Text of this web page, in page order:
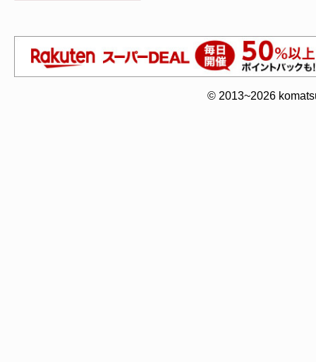
© 2013~2026